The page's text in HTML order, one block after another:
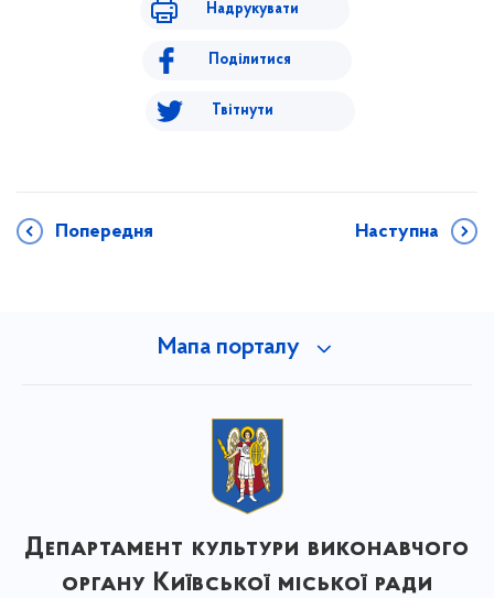
Надрукувати
Поділитися
Твітнути
Попередня Наступна
Мапа порталу
Департамент культури виконавчого
органу Київської міської ради